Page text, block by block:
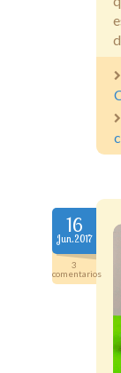
16
Jun.2017
3
comentarios